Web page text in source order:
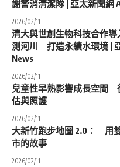
謝警消清潔隊 | 亞太新聞網
2026/02/11
清大與世創生物科技合作
測河川 打造永續水環境 |
News
2026/02/11
兒童性早熟影響成長空間
估與照護
2026/02/11
大新竹跑步地圖 2.0： 用
市的故事
2026/02/11